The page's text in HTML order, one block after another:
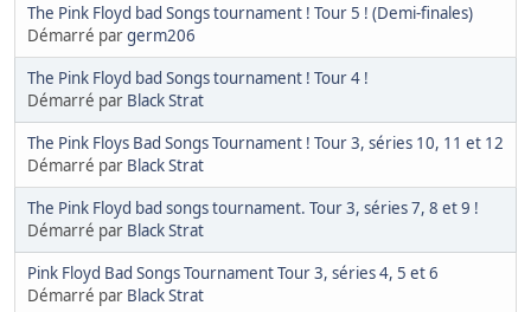
The Pink Floyd bad Songs tournament ! Tour 5 ! (Demi-finales)
Démarré pargerm206
The Pink Floyd bad Songs tournament ! Tour 4 !
Démarré par Black Strat
The Pink Floys Bad Songs Tournament ! Tour 3, séries 10, 11 et 12
Démarré par Black Strat
The Pink Floyd bad songs tournament. Tour 3, séries 7, 8 et 9 !
Démarré par Black Strat
Pink Floyd Bad Songs Tournament Tour 3, séries 4, 5 et 6
Démarré par Black Strat